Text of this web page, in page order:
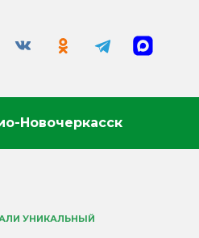
Новочеркасск
УНИКАЛЬНЫЙ